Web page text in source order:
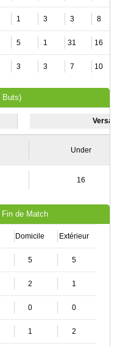
1 3 3 8
5 1 31 16
3 3 7 10
Buts)
Under
16
de Match
Domicile Extérieur
5 5
2 1
0 0
1 2